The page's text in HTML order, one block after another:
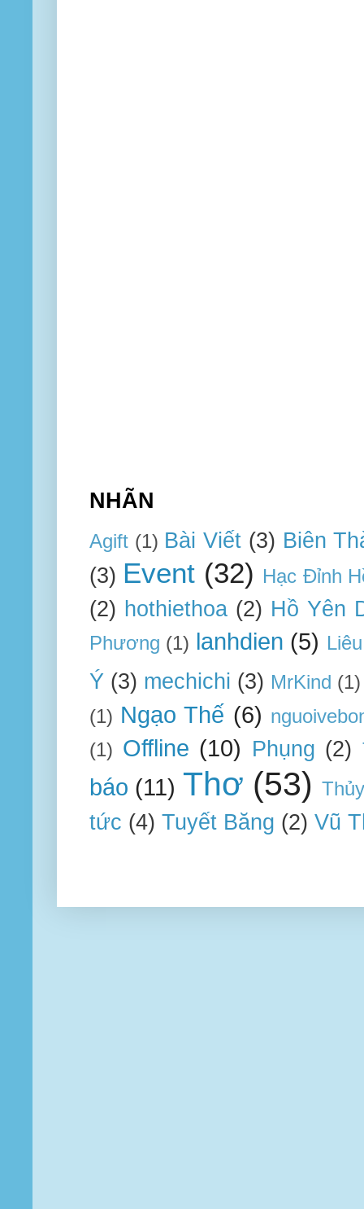
NHÃN
Agift (1) Bài Viết (3) Biên
(3) Event (32) Hạc Đỉnh
(2) hothiethoa (2) Hồ Yên
Phương (1) lanhdien (5)
Ý (3) mechichi (3) MrKind (1)
(1) Ngạo Thế (6)
(1) Offline (10) Phụng (2)
báo (11) Thơ (53)
tức (4) Tuyết Băng (2) Vũ